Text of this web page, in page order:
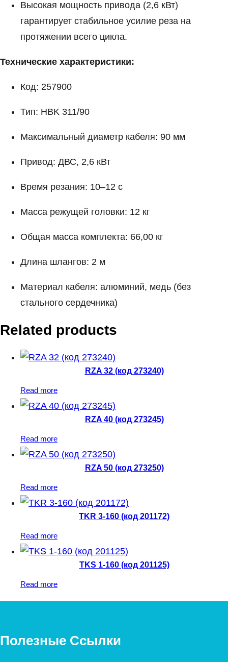
Высокая мощность привода (2,6 кВт)
гарантирует стабильное усилие реза на
протяжении всего цикла.
Технические характеристики:
Код: 257900
Тип: HBK 311/90
Максимальный диаметр кабеля: 90 мм
Привод: ДВС, 2,6 кВт
Время резания: 10–12 с
Масса режущей головки: 12 кг
Общая масса комплекта: 66,00 кг
Длина шлангов: 2 м
Материал кабеля: алюминий, медь (без
стального сердечника)
Related products
RZA 32 (код 273240)
Read more
RZA 40 (код 273245)
Read more
RZA 50 (код 273250)
Read more
TKR 3-160 (код 201172)
Read more
TKS 1-160 (код 201125)
Read more
Полезные Ссылки